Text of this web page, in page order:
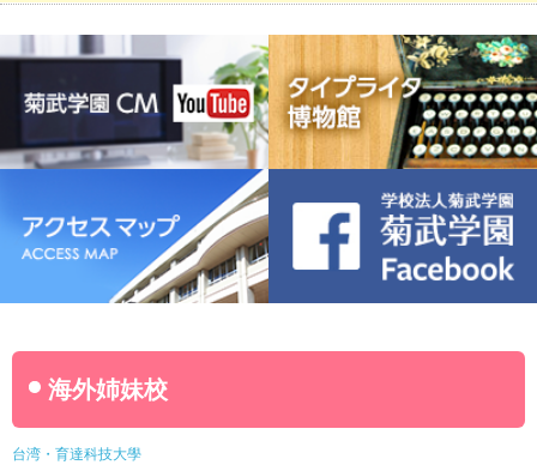
名古屋ウェディング＆フラワー・ビューティ学院
菊武幼稚園
稲葉保育園
海外姉妹校
台湾・育達科技大學